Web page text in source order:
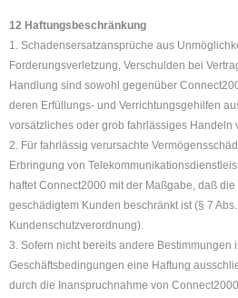
12 Haftungsbeschränkung
1. Schadensersatzansprüche aus
Forderungsverletzung, Verschulden bei
Handlung sind sowohl gegenüber
deren Erfüllungs- und Verrichtungsgehilfen
vorsätzliches oder grob fahrlässiges Handeln
2. Für fahrlässig verursachte
Erbringung von
haftet Connect2000 mit der Maßgabe, daß
geschädigtem Kunden beschränkt ist (§ 7
Kundenschutzverordnung).
3. Sofern nicht bereits andere Bestimmungen
Geschäftsbedingungen eine Haftung
durch die Inanspruchnahme von